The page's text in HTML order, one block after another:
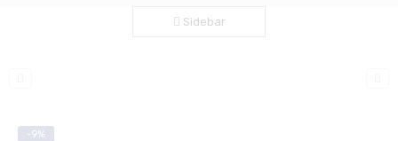
Sidebar
-9%